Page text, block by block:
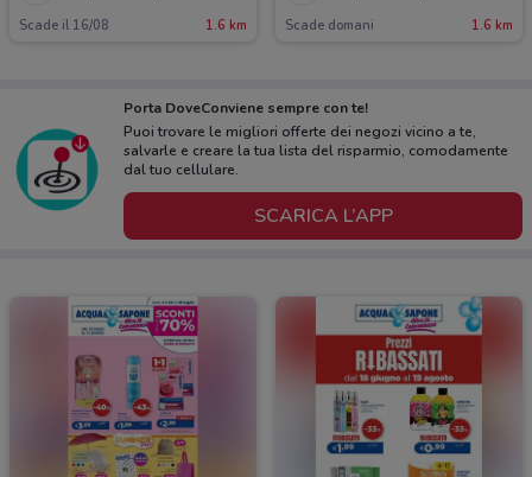
Scade il 16/08 1.6 km Scade domani 1.6 km
Porta DoveConviene sempre con te!
Puoi trovare le migliori offerte dei negozi vicino a te,
salvarle e creare la tua lista del risparmio, comodamente
dal tuo cellulare.
SCARICA L’APP